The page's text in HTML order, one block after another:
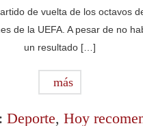
de vuelta de los octavos
de la UEFA. A pesar de no
un resultado […]
más
Deporte, Hoy